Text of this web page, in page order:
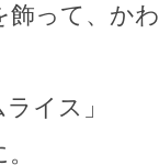
飾って、か
イス」